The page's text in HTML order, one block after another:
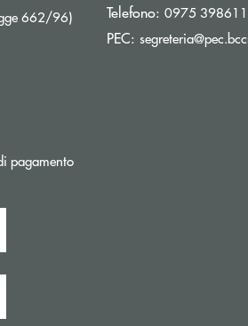
662/96)Apre una nuova finestra
pagamento
finestra
Telefono: 0975 398611
PEC: